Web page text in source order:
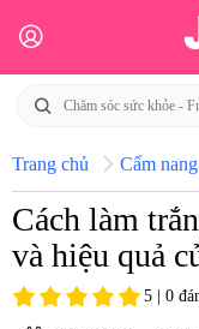
Trang chủ Cẩm nang
Cách làm
và hiệu quả
5 | 0